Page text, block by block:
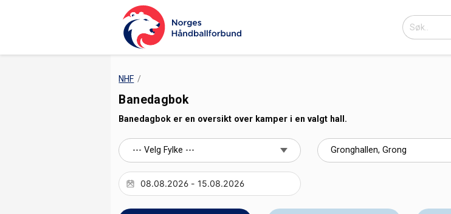
NHF
Banedagbok
Banedagbok er en oversikt over kamper i en valgt hall.